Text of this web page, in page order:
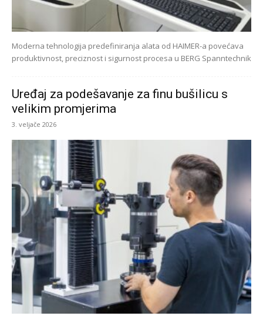
Moderna tehnologija predefiniranja alata od HAIMER-a povećava
produktivnost, preciznost i sigurnost procesa u BERG Spanntechnik
Uređaj za podešavanje za finu bušilicu s
velikim promjerima
3. veljače 2026